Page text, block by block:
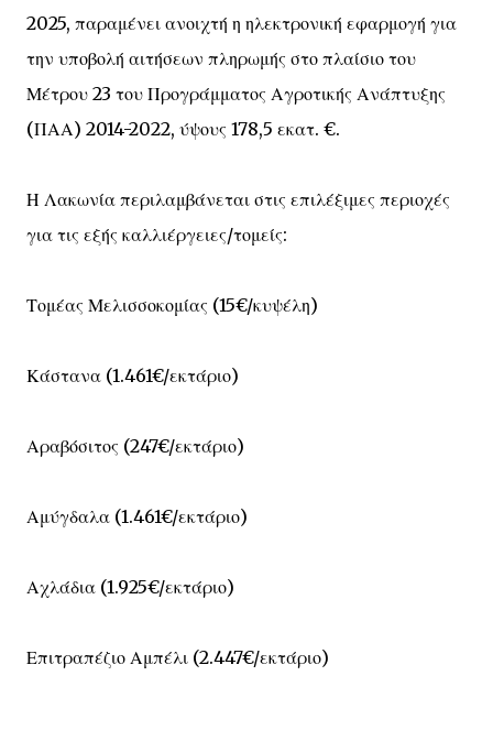
2025, παραμένει ανοιχτή η ηλεκτρονική εφαρμογή για
την υποβολή αιτήσεων πληρωμής στο πλαίσιο του
Μέτρου 23 του Προγράμματος Αγροτικής Ανάπτυξης
(ΠΑΑ) 2014-2022, ύψους 178,5 εκατ. €.
Η Λακωνία περιλαμβάνεται στις επιλέξιμες περιοχές
για τις εξής καλλιέργειες/τομείς:
Τομέας Μελισσοκομίας (15€/κυψέλη)
Κάστανα (1.461€/εκτάριο)
Αραβόσιτος (247€/εκτάριο)
Αμύγδαλα (1.461€/εκτάριο)
Αχλάδια (1.925€/εκτάριο)
Επιτραπέζιο Αμπέλι (2.447€/εκτάριο)